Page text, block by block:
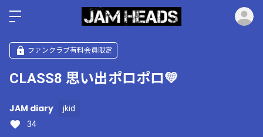
ファンクラブ有料会員限定
CLASS8 思い出ポロポロ💛
JAM diary
jkid
34